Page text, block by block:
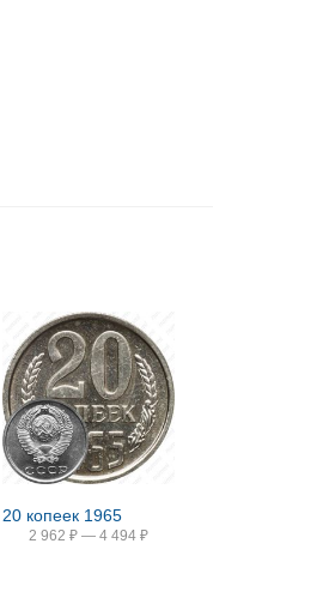
20 копеек 1965
2 962 ₽ — 4 494 ₽